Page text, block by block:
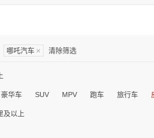
哪吒汽车 × 清除筛选
豪华车 SUV MPV 跑车 旅行车
及以上